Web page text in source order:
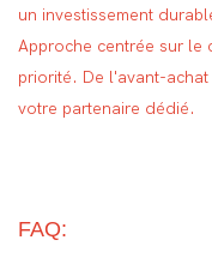
un investissement
Approche centrée sur le
priorité. De l'avant-
votre partenaire dédié.
FAQ: